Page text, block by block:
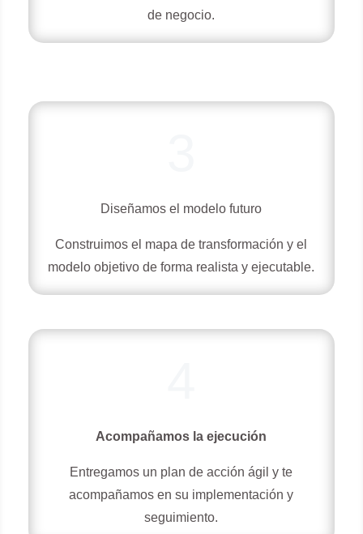
de negocio.
Diseñamos el modelo futuro
Construimos el mapa de transformación y el
modelo objetivo de forma realista y ejecutable.
Acompañamos la ejecución
Entregamos un plan de acción ágil y te
acompañamos en su implementación y
seguimiento.